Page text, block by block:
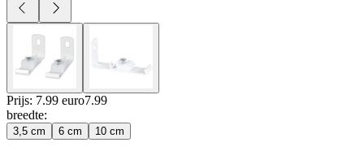
Prijs: 7.99 euro7.99
breedte:
3,5 cm 6 cm 10 cm